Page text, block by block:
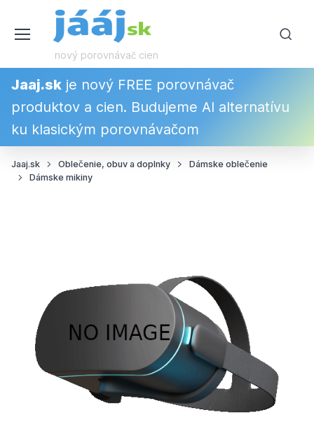
nový porovnávač cien
Jaaj.sk je nový FREE porovnávač
produktov a cien. Budujeme AI alternatívu
ku klasickým porovnávačom
Jaaj.sk Oblečenie, obuv a doplnky
Dámske oblečenie
Dámske mikiny